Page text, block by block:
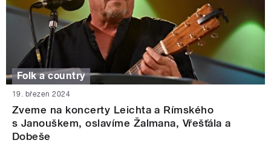
Folk a country
19. březen 2024
Zveme na koncerty Leichta a Rímského
s Janouškem, oslavíme Žalmana, Vřešťála a
Dobeše